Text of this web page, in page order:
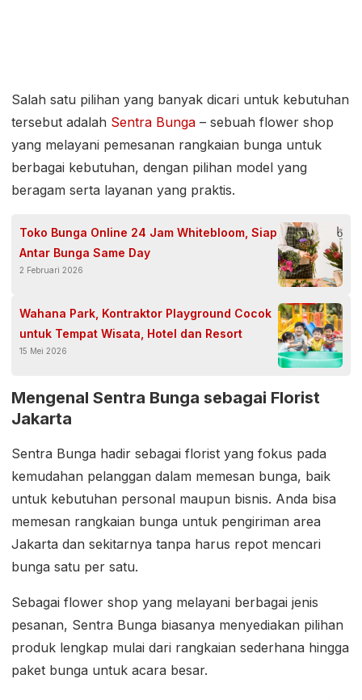
Salah satu pilihan yang banyak dicari untuk kebutuhan
tersebut adalah Sentra Bunga – sebuah flower shop
yang melayani pemesanan rangkaian bunga untuk
berbagai kebutuhan, dengan pilihan model yang
beragam serta layanan yang praktis.
Toko Bunga Online 24 Jam Whitebloom, Siap
Antar Bunga Same Day
2 Februari 2026
Wahana Park, Kontraktor Playground Cocok
untuk Tempat Wisata, Hotel dan Resort
15 Mei 2026
Mengenal Sentra Bunga sebagai Florist
Jakarta
Sentra Bunga hadir sebagai florist yang fokus pada
kemudahan pelanggan dalam memesan bunga, baik
untuk kebutuhan personal maupun bisnis. Anda bisa
memesan rangkaian bunga untuk pengiriman area
Jakarta dan sekitarnya tanpa harus repot mencari
bunga satu per satu.
Sebagai flower shop yang melayani berbagai jenis
pesanan, Sentra Bunga biasanya menyediakan pilihan
produk lengkap mulai dari rangkaian sederhana hingga
paket bunga untuk acara besar.